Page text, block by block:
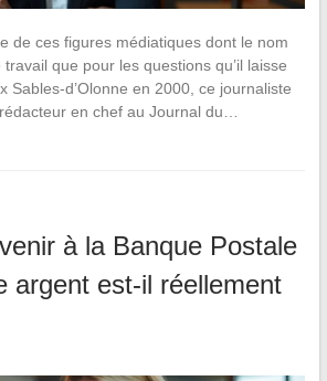
de ces figures médiatiques dont le nom
que pour les questions qu’il laisse
Sables-d’Olonne en 2000, ce journaliste
en chef au Journal du…
à la Banque Postale
argent est-il réellement